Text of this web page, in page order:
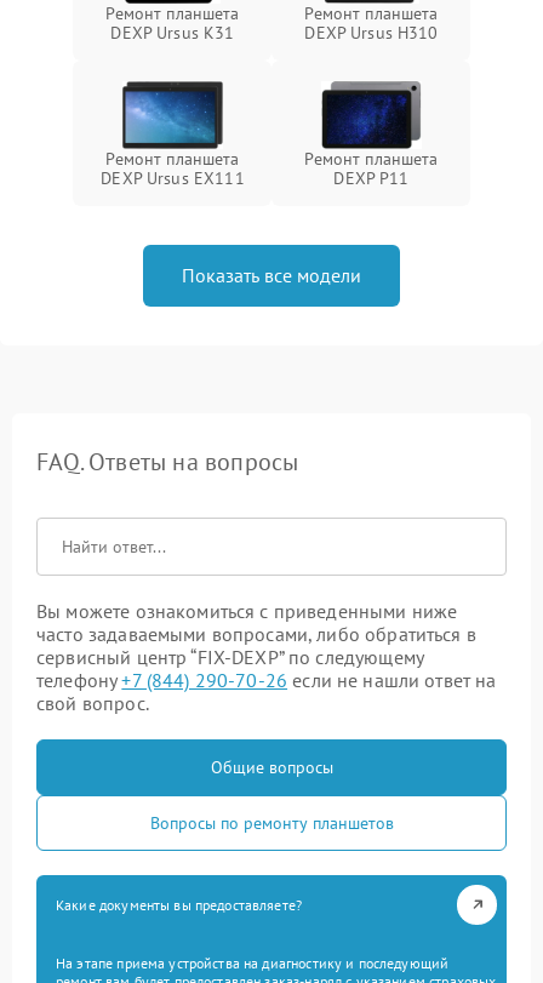
Ремонт планшета
DEXP Ursus K31
Ремонт планшета
DEXP Ursus H310
Ремонт планшета
DEXP Ursus EX111
Ремонт планшета
DEXP P11
Показать все модели
FAQ. Ответы на вопросы
Вы можете ознакомиться с приведенными ниже
часто задаваемыми вопросами, либо обратиться в
сервисный центр “FIX-DEXP” по следующему
телефону+7 (844) 290-70-26 если не нашли ответ на
свой вопрос.
Общие вопросы
Вопросы по ремонту планшетов
Какие документы вы предоставляете?
На этапе приема устройства на диагностику и последующий